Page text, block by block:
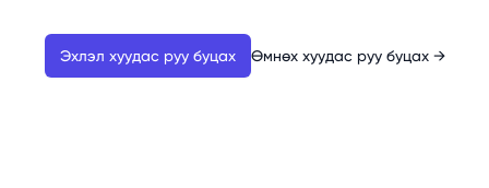
Эхлэл хуудас руу буцах Өмнөх хуудас руу буцах →